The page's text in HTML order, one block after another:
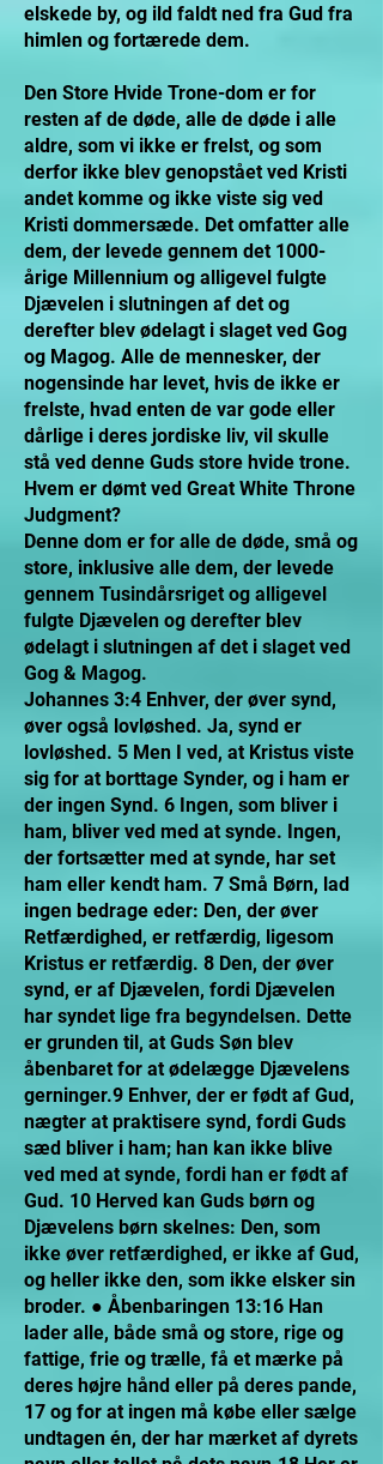
elskede by, og ild faldt ned fra Gud fra
himlen og fortærede dem.
Den Store Hvide Trone-dom er for
resten af de døde, alle de døde i alle
aldre, som vi ikke er frelst, og som
derfor ikke blev genopstået ved Kristi
andet komme og ikke viste sig ved
Kristi dommersæde. Det omfatter alle
dem, der levede gennem det 1000-
årige Millennium og alligevel fulgte
Djævelen i slutningen af det og
derefter blev ødelagt i slaget ved Gog
og Magog. Alle de mennesker, der
nogensinde har levet, hvis de ikke er
frelste, hvad enten de var gode eller
dårlige i deres jordiske liv, vil skulle
stå ved denne Guds store hvide trone.
Hvem er dømt ved Great White Throne
Judgment?
Denne dom er for alle de døde, små og
store, inklusive alle dem, der levede
gennem Tusindårsriget og alligevel
fulgte Djævelen og derefter blev
ødelagt i slutningen af det i slaget ved
Gog & Magog.
Johannes 3:4 Enhver, der øver synd,
øver også lovløshed. Ja, synd er
lovløshed. 5 Men I ved, at Kristus viste
sig for at borttage Synder, og i ham er
der ingen Synd. 6 Ingen, som bliver i
ham, bliver ved med at synde. Ingen,
der fortsætter med at synde, har set
ham eller kendt ham. 7 Små Børn, lad
ingen bedrage eder: Den, der øver
Retfærdighed, er retfærdig, ligesom
Kristus er retfærdig. 8 Den, der øver
synd, er af Djævelen, fordi Djævelen
har syndet lige fra begyndelsen. Dette
er grunden til, at Guds Søn blev
åbenbaret for at ødelægge Djævelens
gerninger.9 Enhver, der er født af Gud,
nægter at praktisere synd, fordi Guds
sæd bliver i ham; han kan ikke blive
ved med at synde, fordi han er født af
Gud. 10 Herved kan Guds børn og
Djævelens børn skelnes: Den, som
ikke øver retfærdighed, er ikke af Gud,
og heller ikke den, som ikke elsker sin
broder. ● Åbenbaringen 13:16 Han
lader alle, både små og store, rige og
fattige, frie og trælle, få et mærke på
deres højre hånd eller på deres pande,
17 og for at ingen må købe eller sælge
undtagen én, der har mærket af dyrets